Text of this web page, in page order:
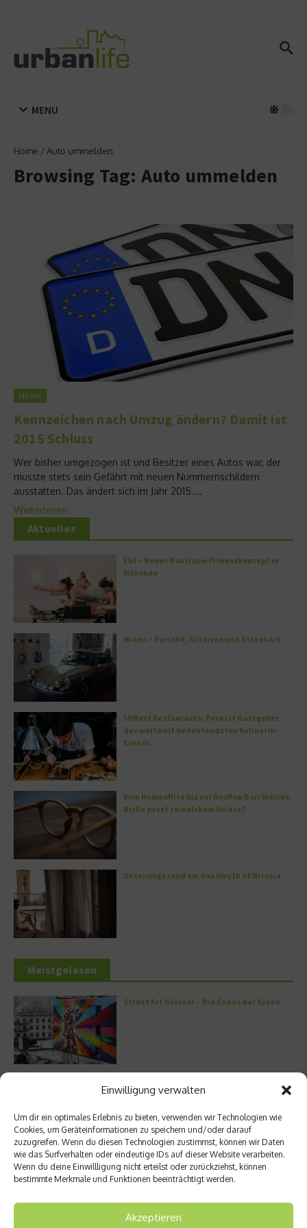
Einwilligung verwalten
Um dir ein optimales Erlebnis zu bieten, verwenden wir Technologien wie
Cookies, um Geräteinformationen zu speichern und/oder darauf
zuzugreifen. Wenn du diesen Technologien zustimmst, können wir Daten
wie das Surfverhalten oder eindeutige IDs auf dieser Website verarbeiten.
Wenn du deine Einwillligung nicht erteilst oder zurückziehst, können
bestimmte Merkmale und Funktionen beeinträchtigt werden.
Akzeptieren
MENU
Home / Auto ummelden
Browsing Tag: Auto ummelden
News
Kennzeichen nach Umzug ändern? Damit ist
2015 Schluss
Wer bisher umgezogen ist und Besitzer eines Autos war, der
musste stets sein Gefährt mit neuen Nummernschildern
ausstatten. Das ändert sich im Jahr 2015....
Weiterlesen
Aktuelles
FS8 – Neues Boutique-Fitnesskonzept in
München
Miami – Porsche, Gitarren und Street Art
50 Best Restaurants: Peru ist Gastgeber
des weltweit bedeutendsten Kulinarik-
Events
Vom Homeoffice bis zur Rooftop Bar: Welche
Brille passt zu welchem Anlass?
Unterwegs rund um das Amyth of Nicosia
Meistgelesen
Street Art Glossar – Die Codes der Szene
Kann man Hunde vegan ernähren?